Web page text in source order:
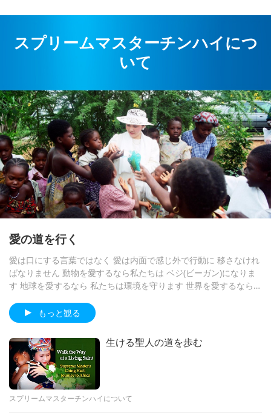
をぜひご覧ください
イエス・キリストの再臨
25:24
黄金時代の予言 パート５１―ナム
地球に関する古代の預言シリーズ
24:23
黄金時代の予言 パート４５―アル
ゼンチンの予言者ベンジャミン ソ
ラリパラヴィチーニの予言の絵をぜ
ひご覧下さい
地球に関する古代の預言シリーズ
29:05
菩薩(未来仏)と荘厳で魅力的な集い
は
インドネシアは象の民に乗る こと
進しています
オーストラリアは動物の民の 重要
性を認識するために 家族法を改革
しました
選択されたニュース
ブラジルの研究で 大量の アルコー
ル摂取は認知症の リスクを２倍に
する事が判明
選択されたニュース
もっと観る
な 祈りを授けて下さいましたちょうどその日 私は マスタ
ーに会った 内なるビジョンを見て マスターに この祈りの
バイブレーションは とても力強いと伝えました この祈り
は この世で本当に パワフルですが それを 表現するのは難
しいです マスターがいなければ この祈りができますか？
中で 貴方を 無限に愛しています 全ての愛を貴方に捧げま
す チェコ共和国の 弟子クリスタより
4:35
Initiation Can Save Countless
Beings in Their Ancestral Line
豪州のアデレードに住む チェルシーさんからの 心の声で
ームマスターＴＶ組 １９９４年マスターの著書 『即刻開
悟の鍵』 １巻から６巻を 読み終えようとしていた ある夜
マスターは 私に信じられないような 内なるビジョンを 与
えてくれました 私は空を飛んでいる事を はっきりと感じ
ました 天気は非常に明るく 晴れていました 見下ろすとそ
こは 公園のような風景でした 地面には沢山の人が 座って
いるベンチがあり 大きな桃の実をつけた 桃の木に 囲まれ
ていましたさらに進むと 人だかりの中に 亡くなった母方
の祖父 母方の祖母 叔母そして少し前に 亡くなったばかり
の父が 当時まだ生きていた母と 一緒に座っているのが 見
マー病を 患っていました 魂が肉体から抜け出して
3:44
Relaying Vital Communications
from Moon People: Tolerance of
Anything Less Than Adherence
to Five Precepts Has Come to An
End, and New and Blissful
World Awaits All Living by
Sharing Love and Compassion
さて 台湾（フォルモサ）の ムーユンさんからの 心の声
をご紹介します親愛なるマスター！ ５月１４日に 私を通
続き 今日 私は再び 内面から 彼らが 地球の人類に送りた
い愛と マスターへの愛の表現を 受け取りました 月の民の
メッセージは 次の通りです「こんにちは！ 私たちは月人
です 貴方の惑星に行った事がある 私たちは 宇宙の救世
主 スプリーム マスターチンハイを訪問した 私たちは何
年も前に彼女を 訪ねたことがありました それは 中秋節の
お祝いをしていた 夜のことでした 皆さんと一緒に楽しむ
楽しむために 降りて来ました しかし現在 あなた方の惑
星 には暗く汚染された環境が 多すぎるため 私たちは そ
こに行くことができません私たち月人は 皆さんの来訪を
歓迎し
4:01
天使 大天使 光の存在 聖人 悟
りを開いた マスター 仏陀 菩薩た
ちが 地球とここに生きる全ての 存
さあ ペルーのカミラさん から心の声が届きました愛する
スプリームマスター チンハイと スプリームマスターＴＶ
チームの皆様 心からの愛を込め 今受取った このメッセー
ジを伝えます 朝 起床前に 内なるビジョ ンの中で 周囲に
豊かな 黄金の光を持つ 美しい存在を見ました 彼の両脇に
は まるで黄金の光の翼がある ようでした アラスカ上空で
した 彼は自分の名を指差しました アズルム 黄金の君主 偉
これは天の計り知れない 祝福を地
スプリームマスターチンハイにつ
いて
愛の道を行く
愛は口にする言葉ではなく 愛は内面で感じ外で行動に 移さなけれ
ばなりません 動物を愛するなら私たちは ベジ(ビーガン)になりま
す 地球を愛するなら 私たちは環境を守ります 世界を愛するなら
もっと観る
生ける聖人の道を歩む
スプリームマスターチンハイについて